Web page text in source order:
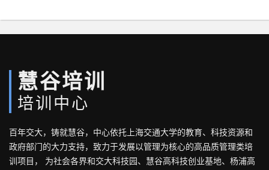
慧谷培训
培训中心
百年交大，铸就慧谷，中心依托上海交通大学的教育、科技资源和
政府部门的大力支持，致力于发展以管理为核心的高品质管理类培
训项目， 为社会各界和交大科技园、慧谷高科技创业基地、杨浦高